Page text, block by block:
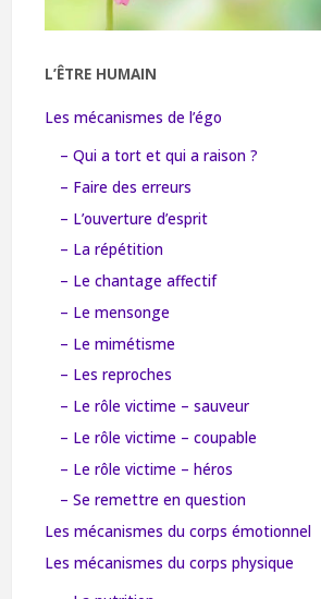
L’ÊTRE HUMAIN
Les mécanismes de l’égo
– Qui a tort et qui a raison ?
– Faire des erreurs
– L’ouverture d’esprit
– La répétition
– Le chantage affectif
– Le mensonge
– Le mimétisme
– Les reproches
– Le rôle victime – sauveur
– Le rôle victime – coupable
– Le rôle victime – héros
– Se remettre en question
Les mécanismes du corps émotionnel
Les mécanismes du corps physique